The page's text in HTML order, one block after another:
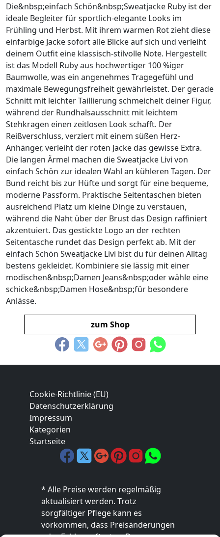
Die&nbsp;einfach Schön&nbsp;Sweatjacke Ruby ist der
ideale Begleiter für sportlich-elegante Looks im
Frühling und Herbst. Mit ihrem warmen Rot zieht diese
einfarbige Jacke sofort alle Blicke auf sich und verleiht
deinem Outfit eine klassisch-stilvolle Note. Hergestellt
ist das Modell Ruby aus hochwertiger 100 %iger
Baumwolle, was ein angenehmes Tragegefühl und
maximale Bewegungsfreiheit gewährleistet. Der gerade
Schnitt mit leichter Taillierung schmeichelt deiner Figur,
während der Rundhalsausschnitt mit leichtem
Stehkragen einen zeitlosen Look schafft. Der
Reißverschluss, verziert mit einem süßen Herz-
Anhänger, verleiht der roten Jacke das gewisse Extra.
Die langen Ärmel machen die Sweatjacke Livi von
einfach Schön zur idealen Wahl an kühleren Tagen. Der
Bund reicht bis zur Hüfte und sorgt für eine bequeme,
moderne Passform. Praktische Seitentaschen bieten
ausreichend Platz um kleine Dinge zu verstauen,
während die Naht über der Brust das Design raffiniert
akzentuiert. Das gestickte Logo an der rechten
Seitentasche rundet das Design perfekt ab. Mit der
einfach Schön Sweatjacke Livi bist du für deinen Alltag
bestens gekleidet. Kombiniere sie lässig mit einer
modischen&nbsp;Damen Jeans&nbsp;oder wähle eine
schicke&nbsp;Damen Hose&nbsp;für besondere
Anlässe.
zum Shop
Cookie-Richtlinie (EU)
Datenschutzerklärung
Impressum
Kategorien
Startseite
* Alle Preise werden regelmäßig
aktualisiert werden. Trotz
sorgfältiger Pflege kann es
vorkommen, dass Preisänderungen